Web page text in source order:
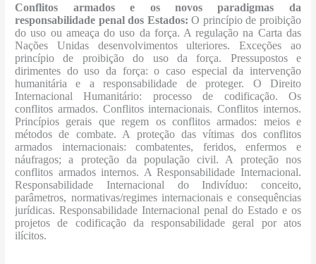
Conflitos armados e os novos paradigmas da
responsabilidade penal dos Estados: O princípio de proibição
do uso ou ameaça do uso da força. A regulação na Carta das
Nações Unidas desenvolvimentos ulteriores. Exceções ao
princípio de proibição do uso da força. Pressupostos e
dirimentes do uso da força: o caso especial da intervenção
humanitária e a responsabilidade de proteger. O Direito
Internacional Humanitário: processo de codificação. Os
conflitos armados. Conflitos internacionais. Conflitos internos.
Princípios gerais que regem os conflitos armados: meios e
métodos de combate. A proteção das vítimas dos conflitos
armados internacionais: combatentes, feridos, enfermos e
náufragos; a proteção da população civil. A proteção nos
conflitos armados internos. A Responsabilidade Internacional.
Responsabilidade Internacional do Indivíduo: conceito,
parâmetros, normativas/regimes internacionais e consequências
jurídicas. Responsabilidade Internacional penal do Estado e os
projetos de codificação da responsabilidade geral por atos
ilícitos.